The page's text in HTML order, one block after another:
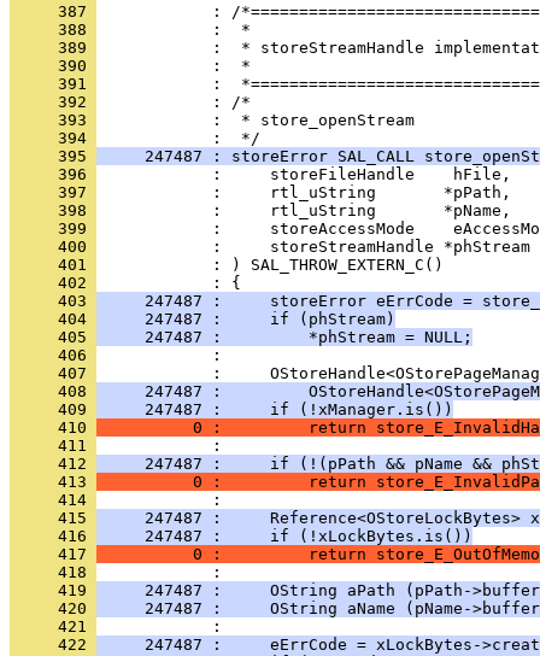
     387
     388
     389
     390
     391
     392
     393
            :  * store_openStream
     394
     395
247487 : storeError SAL_CALL
     396
     397
     398
     399
     400
     401
     402
     403
247487 :     storeError eErrCode =
     404
     247487 :     if (phStream)
     405
     247487 :         *phStream = NULL;
     406
     407
     408
247487 :
     409
     247487 :     if (!xManager.is())
     410
0 :         return
     411
     412
247487 :     if (!(pPath && pName &&
     413
0 :         return
     414
     415
247487 :     Reference<OStoreLockBytes>
     416
     247487 :     if (!xLockBytes.is())
     417
0 :         return
     418
     419
247487 :     OString aPath (pPath-
     420
247487 :     OString aName (pName-
     421
     422
247487 :     eErrCode = xLockBytes-